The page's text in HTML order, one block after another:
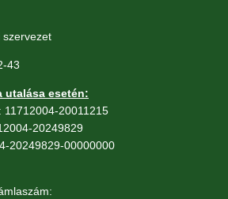
szervezet
43
utalása esetén:
11712004-20011215
20249829
20249829-00000000